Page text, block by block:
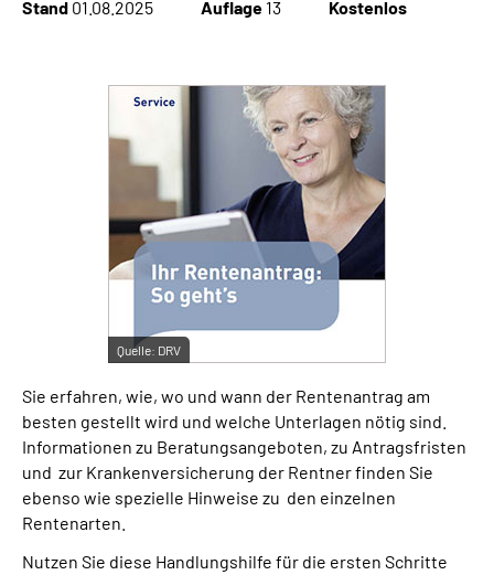
Über uns & Presse
Inhalte in Gebärdensprache (DGS)
Leichte Sprache
Stand 01.08.2025 Auflage 13 Kostenlos
Quelle: DRV
Sie erfahren, wie, wo und wann der Rentenantrag am
besten gestellt wird und welche Unterlagen nötig sind.
Informationen zu Beratungsangeboten, zu Antragsfristen
und zur Krankenversicherung der Rentner finden Sie
ebenso wie spezielle Hinweise zu den einzelnen
Rentenarten.
Nutzen Sie diese Handlungshilfe für die ersten Schritte